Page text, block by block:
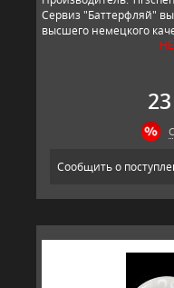
Сервиз "Баттерфляй"
высшего немецкого
Сообщить о